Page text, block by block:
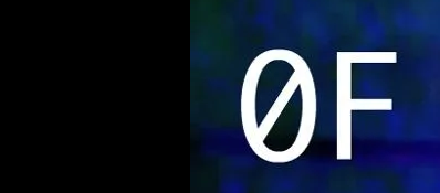
關於M+藏品
探索世界頂級的二十及二十
一世紀視覺文化藏品。